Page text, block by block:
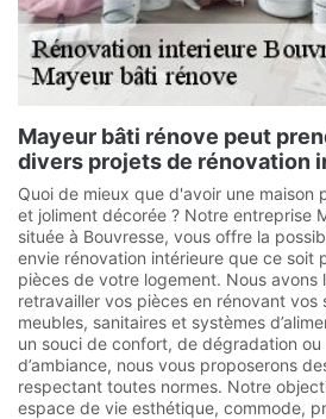
Mayeur bâti rénove peut
divers projets de rénovation
Quoi de mieux que d'avoir une maison
et joliment décorée ? Notre entreprise
située à Bouvresse, vous offre la
envie rénovation intérieure que ce soit
pièces de votre logement. Nous avons
retravailler vos pièces en rénovant vos
meubles, sanitaires et systèmes
un souci de confort, de dégradation
d’ambiance, nous vous proposerons
respectant toutes normes. Notre
espace de vie esthétique, commode,